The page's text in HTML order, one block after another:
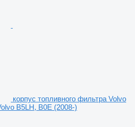
корпус топливного фильтра Volvo
B5LH, B0E (2008-)